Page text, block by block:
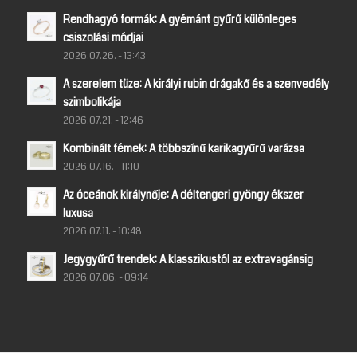
Rendhagyó formák: A gyémánt gyűrű különleges
csiszolási módjai
2026.07.26. - 13:43
A szerelem tüze: A királyi rubin drágakő és a szenvedély
szimbolikája
2026.07.21. - 12:46
Kombinált fémek: A többszínű karikagyűrű varázsa
2026.07.16. - 11:10
Az óceánok királynője: A déltengeri gyöngy ékszer
luxusa
2026.07.11. - 10:48
Jegygyűrű trendek: A klasszikustól az extravagánsig
2026.07.06. - 09:14